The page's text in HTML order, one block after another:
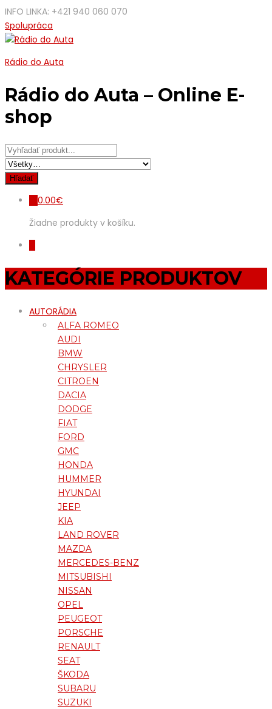
INFO LINKA: +421 940 060 070
Spolupráca
Rádio do Auta
Rádio do Auta – Online E-
shop
0.00€
Žiadne produkty v košíku.
KATEGÓRIE PRODUKTOV
AUTORÁDIA
ALFA ROMEO
AUDI
BMW
CHRYSLER
CITROEN
DACIA
DODGE
FIAT
FORD
GMC
HONDA
HUMMER
HYUNDAI
JEEP
KIA
LAND ROVER
MAZDA
MERCEDES-BENZ
MITSUBISHI
NISSAN
OPEL
PEUGEOT
PORSCHE
RENAULT
SEAT
ŠKODA
SUBARU
SUZUKI